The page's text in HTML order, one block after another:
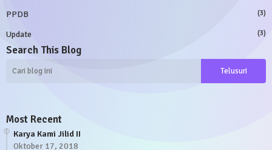
PPDB (3)
Update (3)
Search This Blog
Most Recent
Karya Kami Jilid II
Oktober 17, 2018